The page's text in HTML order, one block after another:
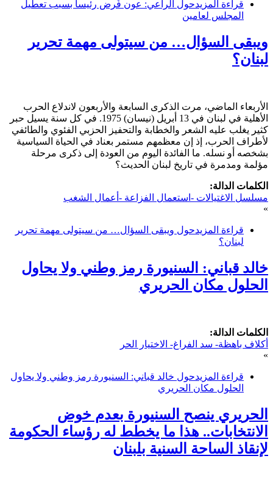
قراءة المزيدحول الراعي: عون فُرض رئيساً بسبب تعطيل
المجلس لعامين
ويبقى السؤال… من سيتولى مهمة تحرير
لبنان؟
الأربعاء الماضي، مرت الذكرى السابعة والأربعون لاندلاع الحرب
الأهلية في لبنان في 13 أبريل (نيسان) 1975. في كل سنة يسيل حبر
كثير يغلب عليه الشعر والخطابة والتحفيز الحزبي الفئوي والطائفي
لأطراف الحرب، إذ إن معظمهم مستمر بعناد في الحياة السياسية
بشخصه أو نسله. ما الفائدة اليوم من العودة إلى ذكرى مرحلة
مؤلمة ومدمرة في تاريخ لبنان الحديث؟
الكلمات الدالة:
مسلسل الاغتيالات -استعمال الفزاعة -أعمال الشغب
»
قراءة المزيدحول ويبقى السؤال… من سيتولى مهمة تحرير
لبنان؟
خالد قباني: السنيورة رمز وطني ولا يحاول
الحلول مكان الحريري
الكلمات الدالة:
أكلاف باهظة- سد الفراغ- الاختيار الحر
»
قراءة المزيدحول خالد قباني: السنيورة رمز وطني ولا يحاول
الحلول مكان الحريري
الحريري ينصح السنيورة بعدم خوض
الانتخابات.. هذا ما يخطط له رؤساء الحكومة
لإنقاذ الساحة السنية بلبنان